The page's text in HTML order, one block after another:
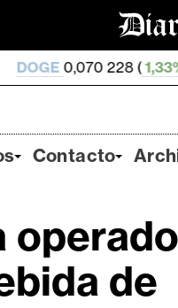
228 (1,33%) LEO
Contacto
de